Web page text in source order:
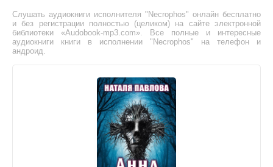
Слушать аудиокниги исполнителя "Necrophos" онлайн бесплатно
и без регистрации полностью (целиком) на сайте электронной
библиотеки «Audobook-mp3.com». Все полные и интересные
аудиокниги книги в исполнении "Necrophos" на телефон и
андроид.